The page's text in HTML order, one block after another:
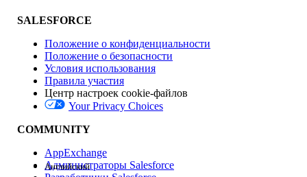
SALESFORCE
Положение о конфиденциальности
Положение о безопасности
Условия использования
Правила участия
Центр настроек cookie-файлов
Your Privacy Choices
COMMUNITY
AppExchange
Администраторы Salesforce
Английский